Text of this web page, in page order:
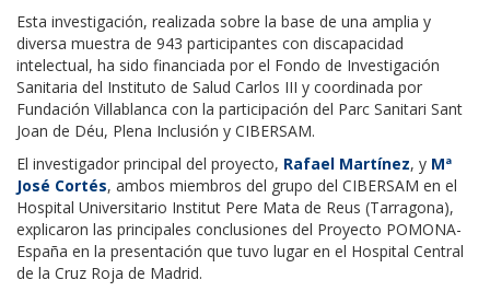
Esta investigación, realizada sobre la base de una amplia y
diversa muestra de 943 participantes con discapacidad
intelectual, ha sido financiada por el Fondo de Investigación
Sanitaria del Instituto de Salud Carlos III y coordinada por
Fundación Villablanca con la participación del Parc Sanitari Sant
Joan de Déu, Plena Inclusión y CIBERSAM.
El investigador principal del proyecto, Rafael Martínez, y Mª
José Cortés, ambos miembros del grupo del CIBERSAM en el
Hospital Universitario Institut Pere Mata de Reus (Tarragona),
explicaron las principales conclusiones del Proyecto POMONA-
España en la presentación que tuvo lugar en el Hospital Central
de la Cruz Roja de Madrid.